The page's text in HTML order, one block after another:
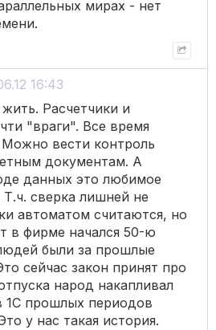
мирах - нет
16:43
Расчетчики и
"враги". Все время
Можно вести контроль
документам. А
данных это любимое
Т.ч. сверка лишней не
автоматом считаются, но
в фирме начался 50-ю
были за прошлые
сейчас закон принят про
народ накапливал
1С прошлых периодов
у нас такая история.